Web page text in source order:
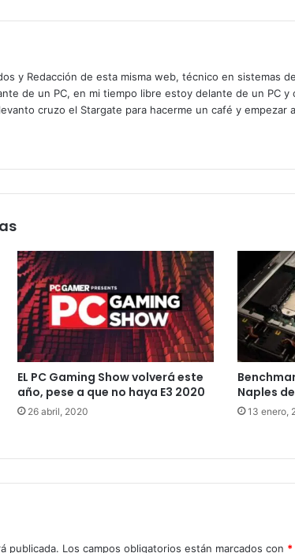
y Redacción de esta misma web, técnico en sistemas
de un PC, en mi tiempo libre estoy delante de un PC
cruzo el Stargate para hacerme un café y
EL PC Gaming Show volverá este
año, pese a que no haya E3 2020
26 abril, 2020
Naples
13 enero,
publicada. Los campos obligatorios están marcados con *